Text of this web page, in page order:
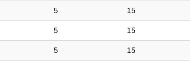
5 15
5 15
5 15